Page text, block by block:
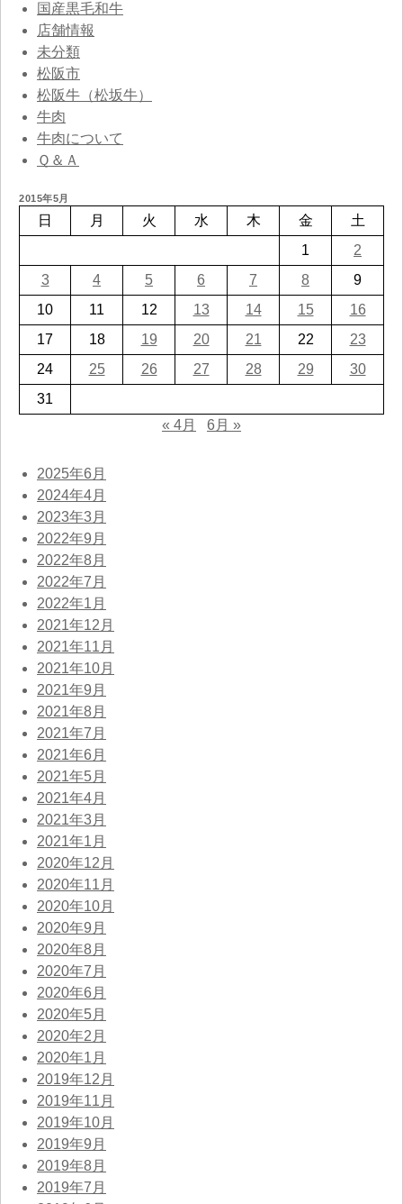
国産黒毛和牛
店舗情報
未分類
松阪市
松阪牛（松坂牛）
牛肉
牛肉について
Ｑ＆Ａ
2015年5月
日 月 火 水 木 金
土
1
2
3
4 5 6 7 8
9
10
11 12 13 14 15
16
17
18 19 20 21 22
23
24
25 26 27 28 29
30
31
« 4月
6月 »
2025年6月
2024年4月
2023年3月
2022年9月
2022年8月
2022年7月
2022年1月
2021年12月
2021年11月
2021年10月
2021年9月
2021年8月
2021年7月
2021年6月
2021年5月
2021年4月
2021年3月
2021年1月
2020年12月
2020年11月
2020年10月
2020年9月
2020年8月
2020年7月
2020年6月
2020年5月
2020年2月
2020年1月
2019年12月
2019年11月
2019年10月
2019年9月
2019年8月
2019年7月